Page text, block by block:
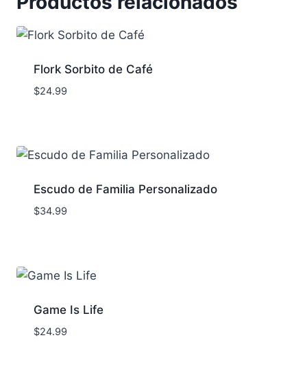
Flork Sorbito de Café
$24.99
Escudo de Familia Personalizado
$34.99
Game Is Life
$24.99